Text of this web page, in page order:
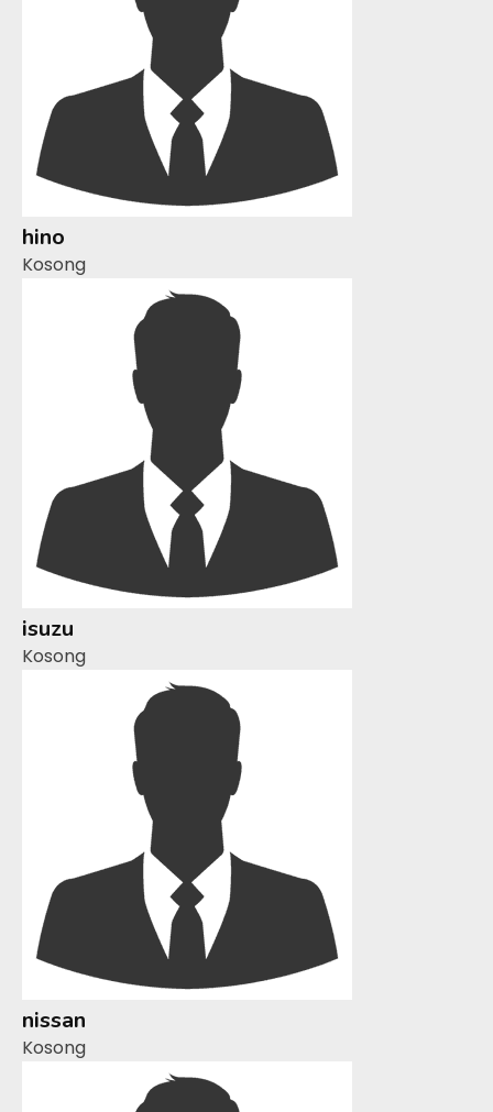
hino
Kosong
isuzu
Kosong
nissan
Kosong